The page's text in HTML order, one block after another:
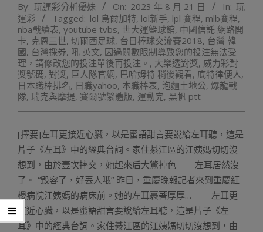
By: 玩運彩分析優妹 On: 2023 年 8 月 21 日 In: 玩
運彩
Tagged: lol 烏爾加特, lol新手, lpl 賽程, mlb賽程,
nba戰績表, youtube tvbs, 世大運籃球館, 中國信託 網路開
卡, 克恩三世, 切爾西足球, 台日棒球交流賽2018, 台灣 韓
國, 台灣採券, 吼 英文, 因過關數限制導致您的投注無法受
理，請修改您的投注單後再投注。 , 大樂透對獎, 威力彩對
獎號碼, 對獎, 巨人隊官網, 巴哈姆特 稍後觀看, 底特律便人,
日本職棒排名, 日職yahoo, 本職棒表, 泡麵土地公, 爆龍戰
隊, 瑞克與摩提, 賽爾號繁體版, 運動完, 黑帆 ptt
[擇要]左耳更接近心臟，以是蜜語甜言要說給左耳聽，這是
片子《左耳》中的經典台詞。家住綦江區的江姨媽切切沒
想到，由於壹次摔交，她起來后大驚掉色——左耳居然沒
了。 “毀容了，好丟人哦” 昨日，重慶晚報記者來到重慶紅
樓病院江姨媽的病床前。她的左耳裹著厚厚… 左耳更
接近心臟，以是蜜語甜言要說給左耳聽，這是片子《左
耳》中的經典台詞。家住綦江區的江姨媽切切沒想到，由